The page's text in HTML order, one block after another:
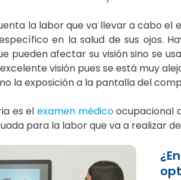
la labor que va llevar a cabo
en la salud de sus ojos.
pueden afectar su visión sino se
visión pues se está muy
la exposición a la pantalla del
es elexamen médicoocupacional
para la labor que va a realizar